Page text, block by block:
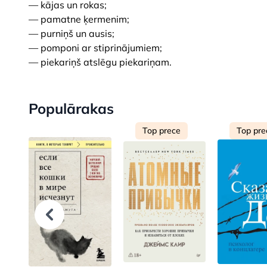
— kājas un rokas;
— pamatne ķermenim;
— purniņš un ausis;
— pomponi ar stiprinājumiem;
— piekariņš atslēgu piekariņam.
Populārakas
Top prece Top